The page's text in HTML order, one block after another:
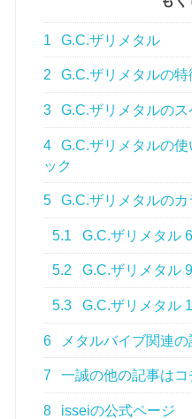
1 G.C.ザリメタル
2 G.C.ザリメタルの特
3 G.C.ザリメタルのス
4
G.C.ザリメタルの
ック
5 G.C.ザリメタルの
5.1 G.C.ザリメタル
5.2 G.C.ザリメタル
5.3 G.C.ザリメタル
6 メタルバイブ関連
7 一誠の他の記事はコ
8 isseiの公式ページ